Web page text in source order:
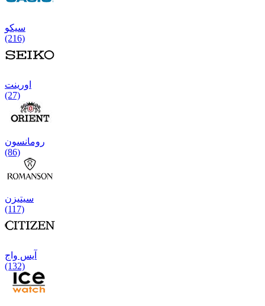
سیکو
(216)
اورینت
(27)
رومانسون
(86)
سیتیزن
(117)
آیس واج
(132)